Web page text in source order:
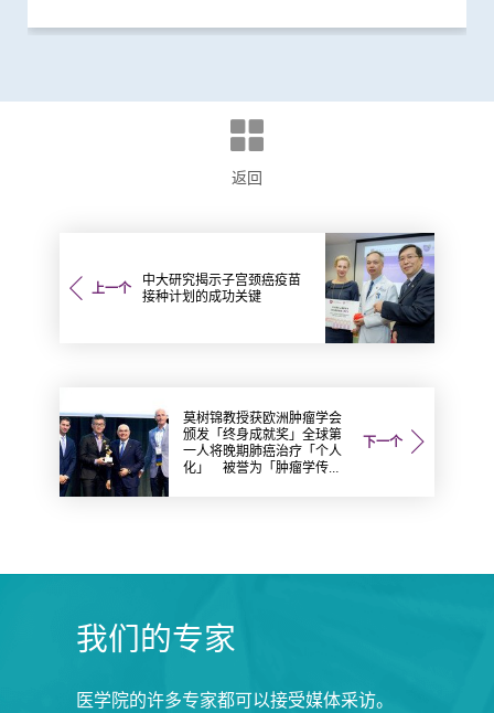
返回
上一个
中大研究揭示子宫颈癌疫苗
接种计划的成功关键
下一个
莫树锦教授获欧洲肿瘤学会
颁发「终身成就奖」全球第
一人将晚期肺癌治疗「个人
化」 被誉为「肿瘤学传
我们的专家
医学院的许多专家都可以接受媒体采访。